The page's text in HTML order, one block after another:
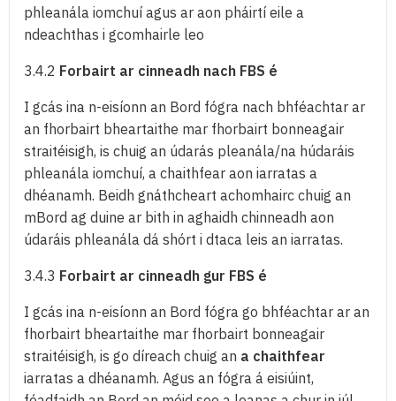
phleanála iomchuí agus ar aon pháirtí eile a
ndeachthas i gcomhairle leo
3.4.2 Forbairt ar cinneadh nach FBS é
I gcás ina n-eisíonn an Bord fógra nach bhféachtar ar
an fhorbairt bheartaithe mar fhorbairt bonneagair
straitéisigh, is chuig an údarás pleanála/na húdaráis
phleanála iomchuí, a chaithfear aon iarratas a
dhéanamh. Beidh gnáthcheart achomhairc chuig an
mBord ag duine ar bith in aghaidh chinneadh aon
údaráis phleanála dá shórt i dtaca leis an iarratas.
3.4.3 Forbairt ar cinneadh gur FBS é
I gcás ina n-eisíonn an Bord fógra go bhféachtar ar an
fhorbairt bheartaithe mar fhorbairt bonneagair
straitéisigh, is go díreach chuig an a chaithfear
iarratas a dhéanamh. Agus an fógra á eisiúint,